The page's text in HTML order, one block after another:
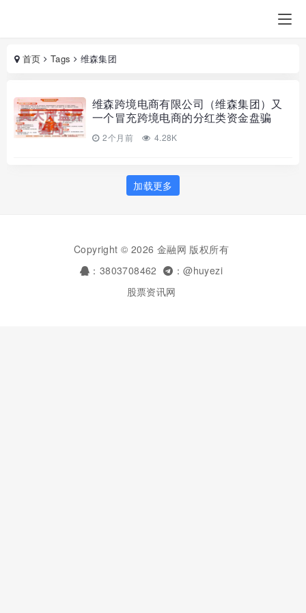
首页 Tags 维森集团
维森跨境电商有限公司（维森集团）又
一个冒充跨境电商的分红类资金盘骗
局，远离！
2个月前 4.28K
加载更多
Copyright © 2026 金融网 版权所有
：3803708462
：@huyezi
股票资讯网